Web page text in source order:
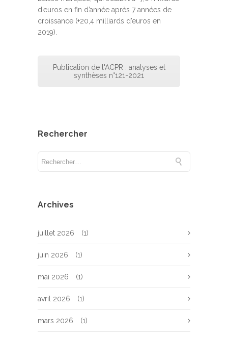
d’euros en fin d’année après 7 années de
croissance (+20,4 milliards d’euros en
2019).
Publication de l'ACPR : analyses et
synthèses n°121-2021
Rechercher
Archives
juillet 2026 (1)
juin 2026 (1)
mai 2026 (1)
avril 2026 (1)
mars 2026 (1)